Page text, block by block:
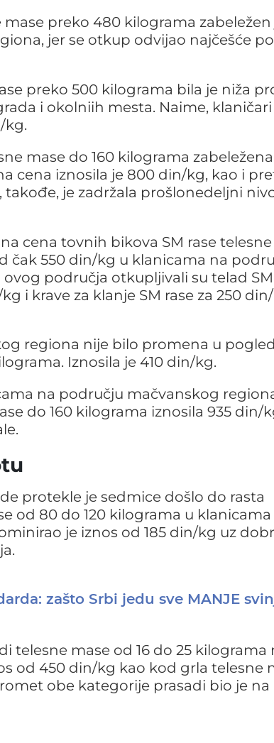
preko 480 kilograma zabeležen
jer se otkup odvijao najčešće
preko 500 kilograma bila je niža
i okolniih mesta. Naime, klaničari
kg.
mase do 160 kilograma
cena iznosila je 800 din/kg, kao i
je zadržala prošlonedeljni
cena tovnih bikova SM rase
čak 550 din/kg u klanicama na
područja otkupljivali su telad
i krave za klanje SM rase za 250
regiona nije bilo promena u
Iznosila je 410 din/kg.
na području mačvanskog
do 160 kilograma iznosila 935 din/
protekle je sedmice došlo do rasta
od 80 do 120 kilograma u klanicama
je iznos od 185 din/kg uz
zašto Srbi jedu sve MANJE
telesne mase od 16 do 25 kilograma
od 450 din/kg kao kod grla telesne
obe kategorije prasadi bio je na